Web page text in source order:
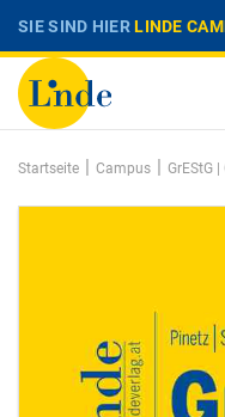
SIE SIND HIERLINDE
Startseite | Campus | GrEStG